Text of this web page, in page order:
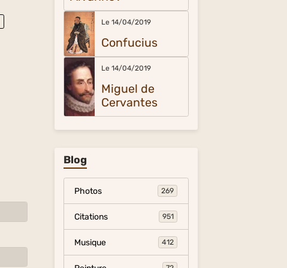
Le 14/04/2019
Confucius
Le 14/04/2019
Miguel de
Cervantes
Blog
Photos 269
Citations 951
Musique 412